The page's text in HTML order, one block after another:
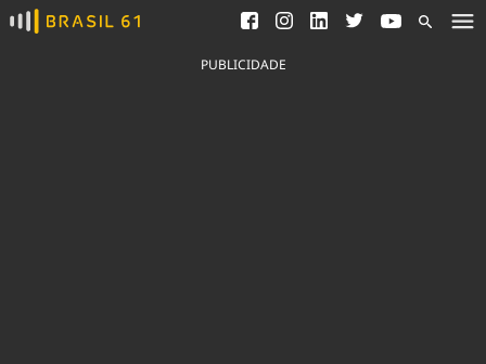
Ver todas as notícias
Saneamento
Indicadores
PUBLICIDADE